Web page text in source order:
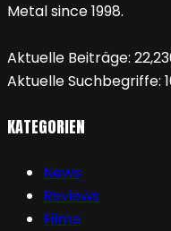
Metal since 1998.
Aktuelle Beiträge:
Aktuelle Suchbegriffe:
KATEGORIEN
News
Reviews
Filme